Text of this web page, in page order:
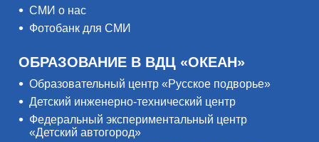
СМИ о нас
Фотобанк для СМИ
ОБРАЗОВАНИЕ В ВДЦ «ОКЕАН»
Образовательный центр «Русское подворье»
Детский инженерно-технический центр
Федеральный экспериментальный центр
«Детский автогород»